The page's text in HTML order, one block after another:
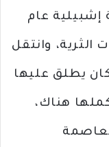
إشبيلية عام
الثرية، وانتقل
يطلق عليها
هناك،
العاصمة